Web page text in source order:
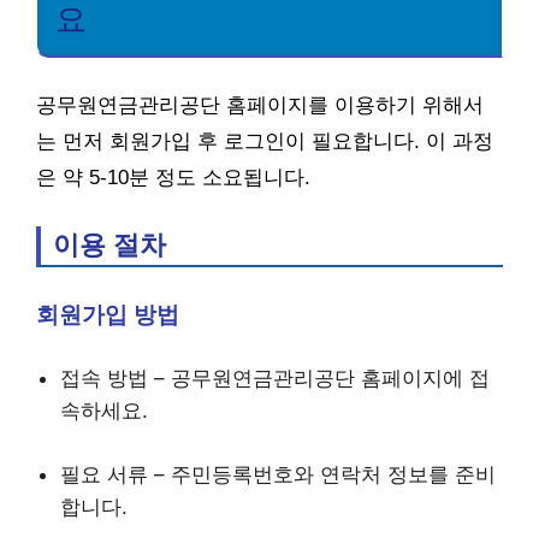
요
공무원연금관리공단 홈페이지를 이용하기 위해서
는 먼저 회원가입 후 로그인이 필요합니다. 이 과정
은 약 5-10분 정도 소요됩니다.
이용 절차
회원가입 방법
접속 방법 – 공무원연금관리공단 홈페이지에 접
속하세요.
필요 서류 – 주민등록번호와 연락처 정보를 준비
합니다.